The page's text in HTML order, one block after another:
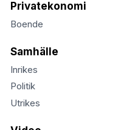
Privatekonomi
Boende
Samhälle
Inrikes
Politik
Utrikes